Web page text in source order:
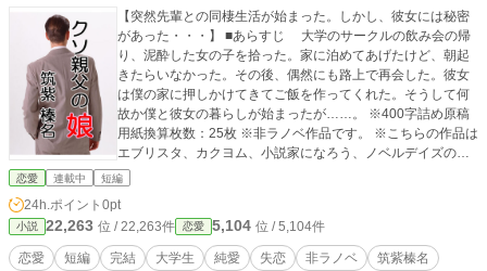
【突然先輩との同棲生活が始まった。しかし、彼女には秘密
があった・・・】 ■あらすじ 大学のサークルの飲み会の帰
り、泥酔した女の子を拾った。家に泊めてあげたけど、朝起
きたらいなかった。その後、偶然にも路上で再会した。彼女
は僕の家に押しかけてきてご飯を作ってくれた。そうして何
故か僕と彼女の暮らしが始まったが……。 ※400字詰め原稿
用紙換算枚数：25枚 ※非ラノベ作品です。 ※こちらの作品は
エブリスタ、カクヨム、小説家になろう、ノベルデイズの各
小説サイトにも掲載予定です。
恋愛 連載中 短編
24h.ポイント 0pt
小説 22,263 位 / 22,263件 恋愛 5,104 位 / 5,104件
恋愛 短編 完結 大学生 純愛 失恋 非ラノベ 筑紫榛名